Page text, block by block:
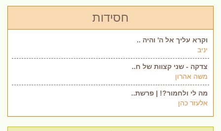
חסידות
וקרא עליך אל ה' והיה ..
יניב
צדקה - שני קצוות של ח..
משה אהרון
מה לי ולחמור?! | פרשת..
אלעזר כהן